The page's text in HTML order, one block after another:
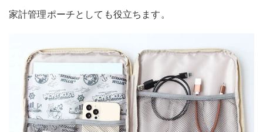
家計管理ポーチとしても役立ちます。